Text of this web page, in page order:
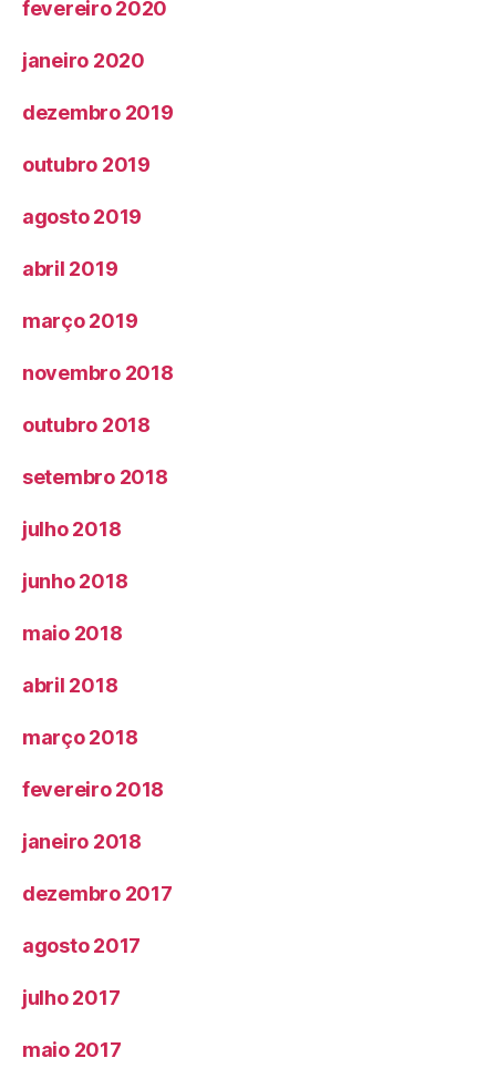
fevereiro 2020
janeiro 2020
dezembro 2019
outubro 2019
agosto 2019
abril 2019
março 2019
novembro 2018
outubro 2018
setembro 2018
julho 2018
junho 2018
maio 2018
abril 2018
março 2018
fevereiro 2018
janeiro 2018
dezembro 2017
agosto 2017
julho 2017
maio 2017